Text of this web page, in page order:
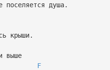
поселяется душа.
крыши.
выше
F